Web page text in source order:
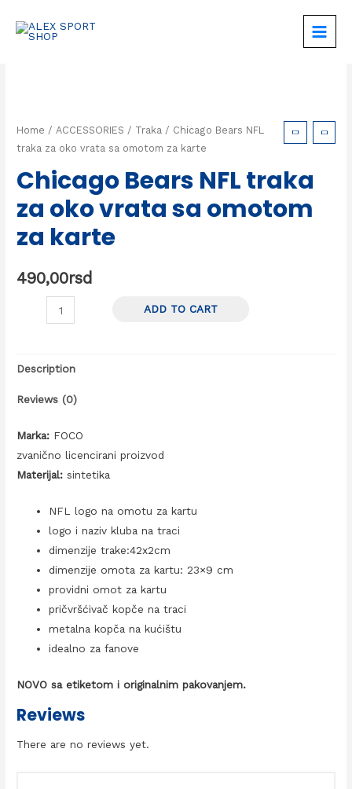
Home / ACCESSORIES / Traka / Chicago Bears NFL
traka za oko vrata sa omotom za karte
Chicago Bears NFL traka
za oko vrata sa omotom
za karte
490,00rsd
ADD TO CART
Description
Reviews (0)
Marka: FOCO
zvanično licencirani proizvod
Materijal: sintetika
NFL logo na omotu za kartu
logo i naziv kluba na traci
dimenzije trake:42x2cm
dimenzije omota za kartu: 23×9 cm
providni omot za kartu
pričvršćivač kopče na traci
metalna kopča na kućištu
idealno za fanove
NOVO sa etiketom i originalnim pakovanjem.
Reviews
There are no reviews yet.